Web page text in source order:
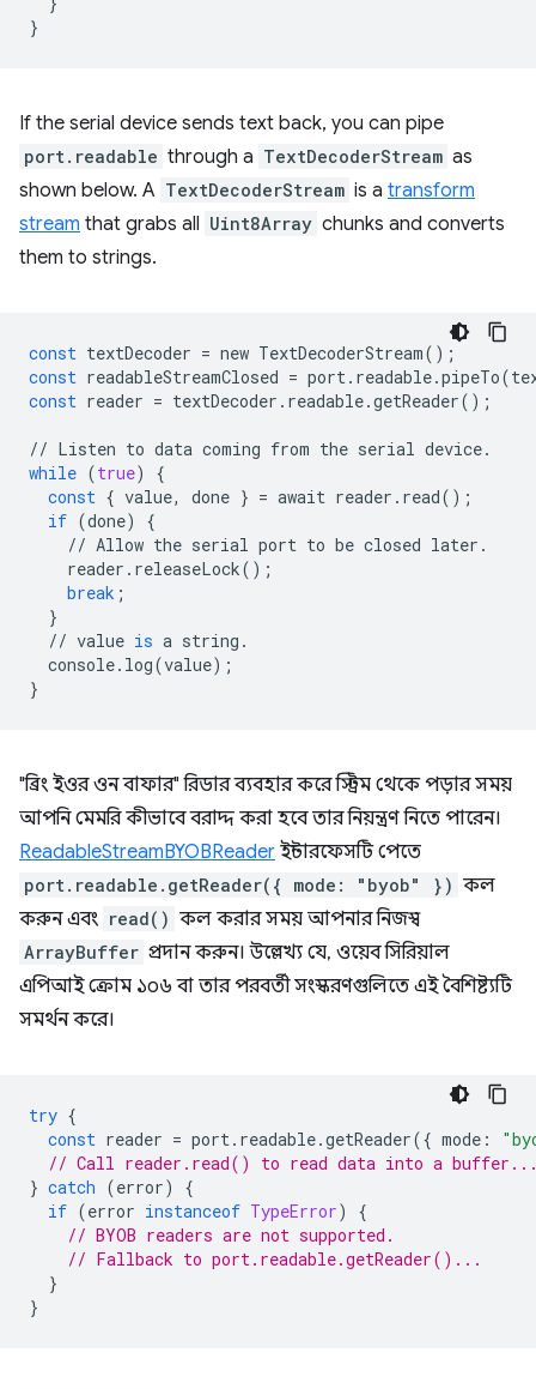
}
If the serial device sends text back, you can pipe
port.readable through a TextDecoderStream as
shown below. A TextDecoderStream is a transform
stream that grabs all Uint8Array chunks and converts
them to strings.
const textDecoder = new TextDecoderStream();
const readableStreamClosed = port. readable.pipeTo(
const reader = textDecoder . readable.getReader();
// Listen to data coming from the serial device.
while (true)
{
const { value, done } = await reader . read();
if (done)
{
// Allow the serial port to be closed later .
reader . releaseLock();
break ;
}
// value is a string .
console. log(value);
}
"ব্রিং ইওর ওন বাফার" রিডার ব্যবহার করে স্ট্রিম থেকে পড়ার সময়
আপনি মেমরি কীভাবে বরাদ্দ করা হবে তার নিয়ন্ত্রণ নিতে পারেন।
ReadableStreamBYOBReader ইন্টারফেসটি পেতে
port.readable.getReader({ mode: "byob" }) কল
করুন এবং read() কল করার সময় আপনার নিজস্ব
ArrayBuffer প্রদান করুন। উল্লেখ্য যে, ওয়েব সিরিয়াল
এপিআই ক্রোম ১০৬ বা তার পরবর্তী সংস্করণগুলিতে এই বৈশিষ্ট্যটি
সমর্থন করে।
try {
const reader = port. readable.getReader({ mode :
// Call reader.read() to read data into a
} catch (error)
{
if (error instanceof TypeError)
{
// BYOB readers are not supported.
// Fallback to port.readable.getReader()...
}
}